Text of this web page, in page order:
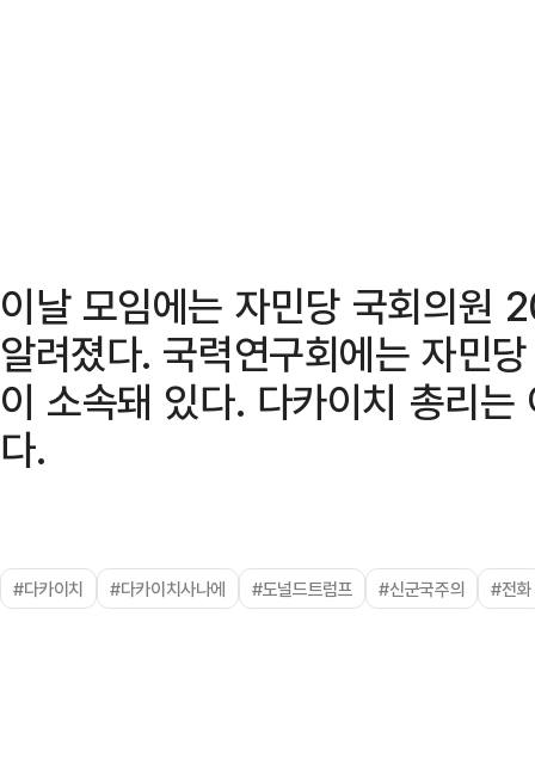
이날 모임에는 자민당 국회의원
알려졌다. 국력연구회에는 자민
이 소속돼 있다. 다카이치 총리
다.
#다카이치 #다카이치사나에 #도널드트럼프 #신군국주의 #전화